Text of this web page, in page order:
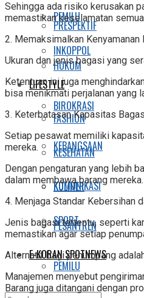
PEMILU
INKOPPOL
LIFESTYLE
FASHION
KESEHATAN
KULINER
SPORT
E-KORAN SPOTNEWS
PRESPEKTIF
HUKUM
BIROKRASI
KEBANGSAAN
KOMUNIKASI
PESANTREN
PEMILU
Sehingga ada risiko kerusakan
memastikan keselamatan
2. Memaksimalkan Kenyamanan
Ukuran dan jenis bagasi yang
Ketentuan ini juga
bisa menikmati perjalanan yang
3. Keterbatasan Kapasitas
Setiap pesawat memiliki
mereka.
Dengan pengaturan yang lebih
dalam membawa barang mereka.
4. Menjaga Standar Kebersihan
Jenis bagasi tertentu, seperti
memastikan agar setiap
Alternatif bagi penumpang
Manajemen menyebut
Barang juga ditangani dengan